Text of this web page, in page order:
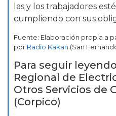
las y los trabajadores
cumpliendo con sus
Fuente: Elaboración propia a
por Radio Kakan (San
Para seguir
Regional de
Otros Servicios de
(Corpico)